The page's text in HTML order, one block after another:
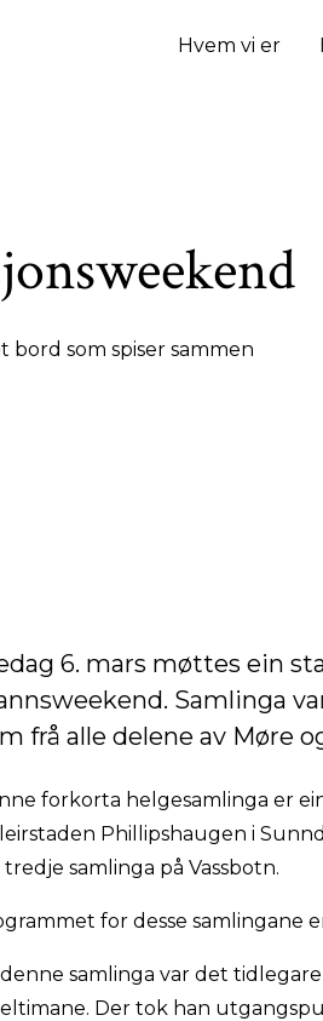
Hvem vi er
6. mars møttes ein
Samlinga
frå alle delene av Møre
forkorta helgesamlinga er
Phillipshaugen i
tredje samlinga på Vassbotn.
for desse samlingane
samlinga var det
Der tok han